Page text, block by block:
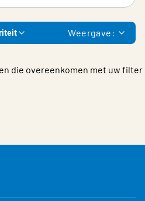
Weergave:
die overeenkomen met uw filter